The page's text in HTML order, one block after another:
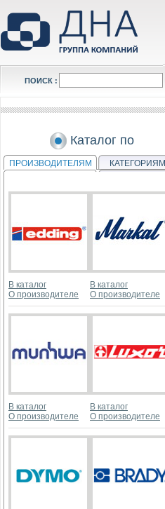
ПОИСК :
Каталог по
ПРОИЗВОДИТЕЛЯМ КАТЕГОРИЯМ
В каталог
О производителе
В каталог
О производителе
В каталог
О производителе
В каталог
О производителе